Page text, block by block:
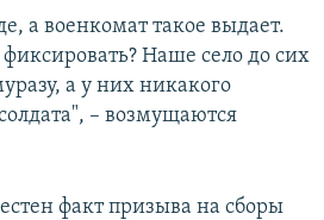
а военкомат такое выдает.
Наше село до сих
а у них никакого
– возмущаются
факт призыва на сборы